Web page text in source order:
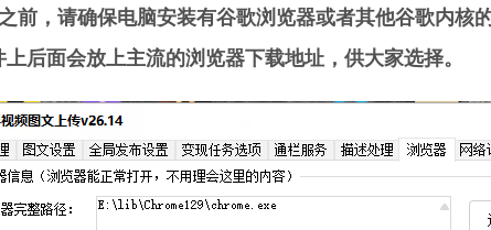
前，请确保电脑安装有谷歌浏览器或者其他谷歌内
后面会放上主流的浏览器下载地址，供大家选择。